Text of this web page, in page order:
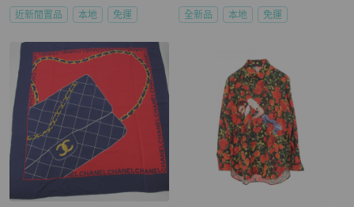
近新閒置品 本地 免運 全新品 本地 免運